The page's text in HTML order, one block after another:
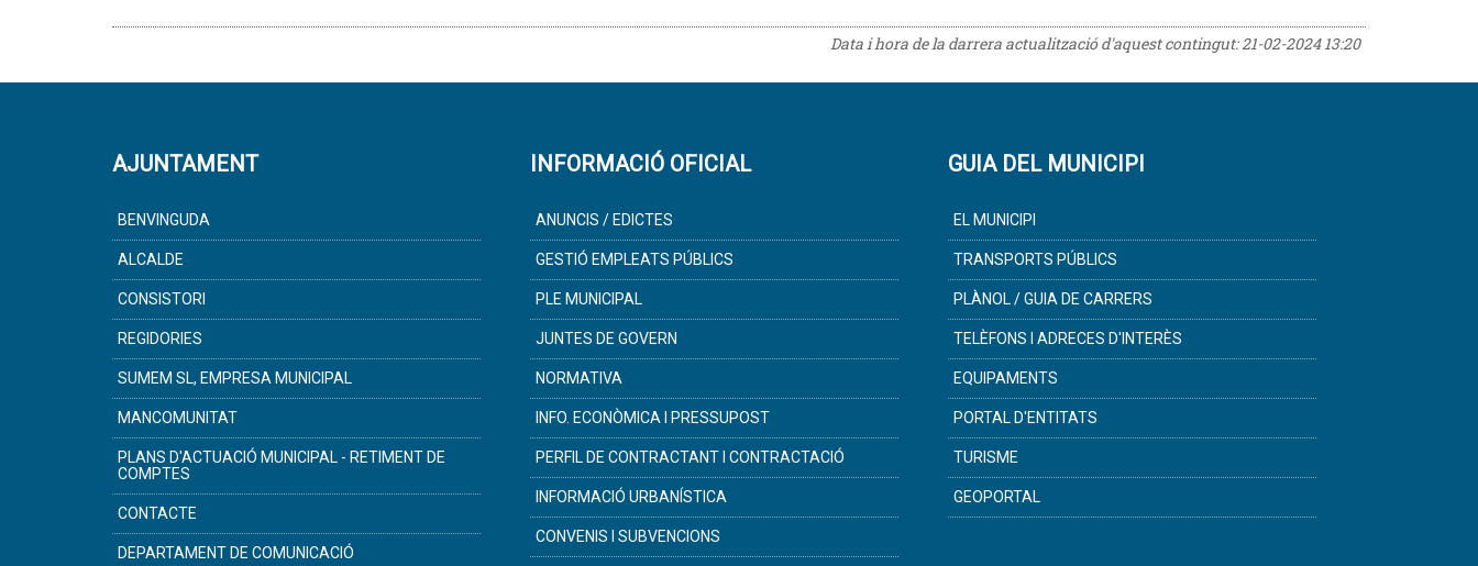
Data i hora de la darrera actualització d'aquest contingut:21-02-2024 13:20
AJUNTAMENT
BENVINGUDA
ALCALDE
CONSISTORI
REGIDORIES
SUMEM SL, EMPRESA MUNICIPAL
MANCOMUNITAT
PLANS D'ACTUACIÓ MUNICIPAL - RETIMENT DE
COMPTES
CONTACTE
DEPARTAMENT DE COMUNICACIÓ
INFORMACIÓ OFICIAL
ANUNCIS / EDICTES
GESTIÓ EMPLEATS PÚBLICS
PLE MUNICIPAL
JUNTES DE GOVERN
NORMATIVA
INFO. ECONÒMICA I PRESSUPOST
PERFIL DE CONTRACTANT I CONTRACTACIÓ
INFORMACIÓ URBANÍSTICA
CONVENIS I SUBVENCIONS
GUIA DEL MUNICIPI
EL MUNICIPI
TRANSPORTS PÚBLICS
PLÀNOL / GUIA DE CARRERS
TELÈFONS I ADRECES D'INTERÈS
EQUIPAMENTS
PORTAL D'ENTITATS
TURISME
GEOPORTAL